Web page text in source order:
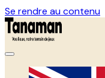
Se rendre au contenu